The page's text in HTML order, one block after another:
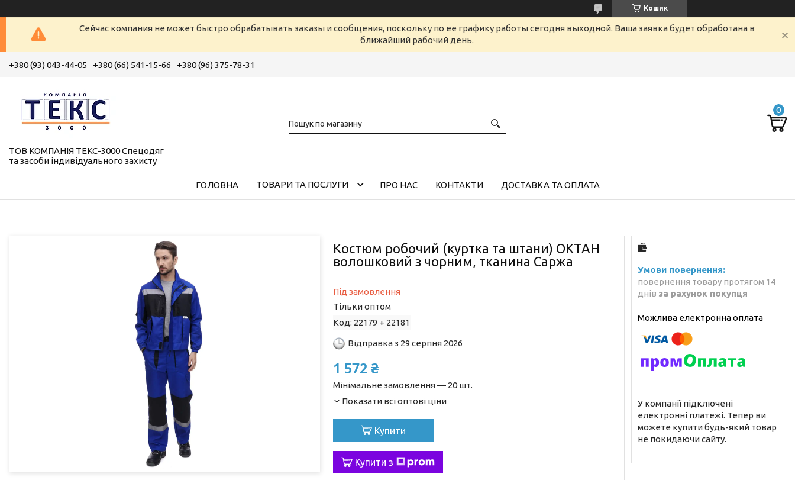
Кошик
Сейчас компания не может быстро обрабатывать заказы и сообщения, поскольку по ее графику работы сегодня выходной. Ваша заявка будет обработана в
ближайший рабочий день.
+380 (93) 043-44-05 +380 (66) 541-15-66 +380 (96) 375-78-31
ТОВ КОМПАНІЯ ТЕКС-3000 Спецодяг
та засоби індивідуального захисту
ГОЛОВНА ТОВАРИ ТА ПОСЛУГИ ПРО НАС КОНТАКТИ ДОСТАВКА ТА ОПЛАТА
Костюм робочий (куртка та штани) ОКТАН
волошковий з чорним, тканина Саржа
Під замовлення
Тільки оптом
Код: 22179 + 22181
Відправка з 29 серпня 2026
1 572 ₴
Мінімальне замовлення — 20 шт.
Показати всі оптові ціни
Купити
Купити з
повернення товару протягом 14
днів за рахунок покупця
У компанії підключені
електронні платежі. Тепер ви
можете купити будь-який товар
не покидаючи сайту.